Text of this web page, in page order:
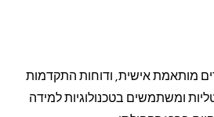
מותאמת אישית, ודוחות התקדמות
ומשתמשים בטכנולוגיות למידה